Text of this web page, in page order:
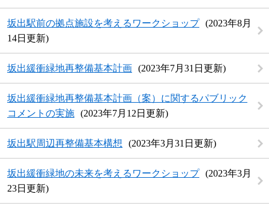
坂出駅前の拠点施設を考えるワークショップ
2023年8月
14日更新
坂出緩衝緑地再整備基本計画 2023年7月31日更新
坂出緩衝緑地再整備基本計画（案）に関するパブリック
コメントの実施
2023年7月12日更新
坂出駅周辺再整備基本構想 2023年3月31日更新
坂出緩衝緑地の未来を考えるワークショップ
2023年3月
23日更新